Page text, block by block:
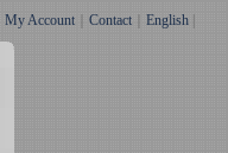
My Account Contact English